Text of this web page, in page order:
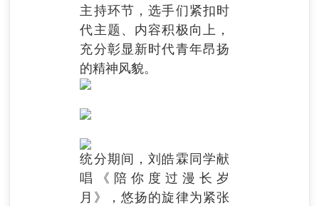
主持环节，选手们紧扣时
代主题、内容积极向上，
充分彰显新时代青年昂扬
的精神风貌。
统分期间，刘皓霖同学献
唱《陪你度过漫长岁
月》，悠扬的旋律为紧张